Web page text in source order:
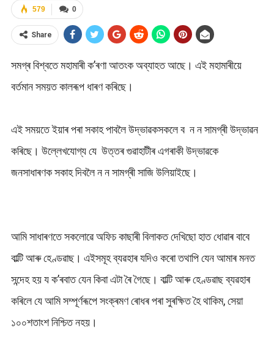
0
579
Share
সমগ্ৰ বিশ্বতে মহামাৰী ক’ৰণা আতংক অব্যাহত আছে। এই মহামাৰীয়ে
বৰ্তমান সময়ত কালৰূপ ধাৰণ কৰিছে।
এই সময়তে ইয়াৰ পৰা সকাহ পাবলৈ উদ্ভাৱকসকলে ব ন ন সামগ্ৰী উদ্ভাৱন
কৰিছে। উল্লেখযোগ্য যে উত্তৰ গুৱাহাটীৰ এগৰাকী উদ্ভাৱকে
জনসাধাৰণক সকাহ দিবলৈ ন ন সামগ্ৰী সাজি উলিয়াইছে।
আমি সাধাৰণতে সকলোৱে অফিচ কাছাৰী বিলাকত দেখিছো হাত ধোৱাৰ বাবে
বাল্টি আৰু হেণ্ডৱাছ। এইসমূহ ব্যৱহাৰ যদিও কৰো তথাপি যেন আমাৰ মনত
সন্দেহ হয় য ক’ৰবাত যেন কিবা এটা ৰৈ গৈছে। বাল্টি আৰু হেণ্ডৱাছ ব্যৱহাৰ
কৰিলে যে আমি সম্পূৰ্ণৰূপে সংক্ৰমণ ৰোধৰ পৰা সুৰক্ষিত হৈ থাকিম, সেয়া
১০০শতাংশ নিশ্চিত নহয়।